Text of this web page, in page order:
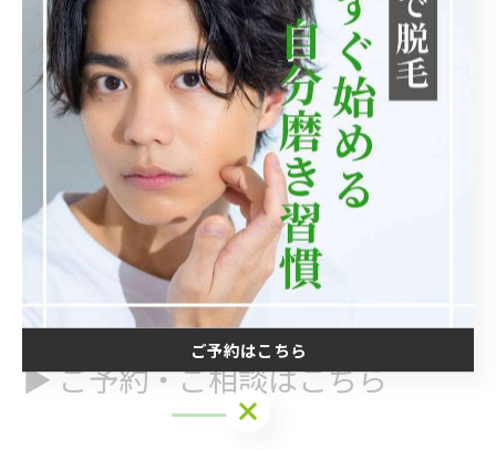
えてきます」
最初に効果が出ても、途中でやめると再びヒゲが生え
る可能性あり
途中でやめると「がっかり」に、続ければ「感動」に
変わる！！
RASHINDO大和店では、都度払いで無理のないペースで
継続が可能です。
▶ ご予約・ご相談はこちら
ご予約はこちら
ご予約はこちら